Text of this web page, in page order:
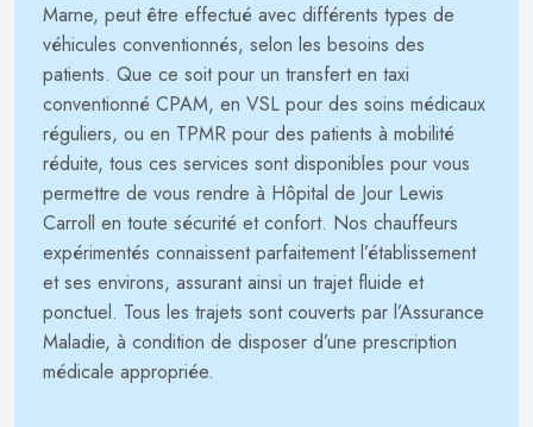
Marne, peut être effectué avec différents types de
véhicules conventionnés, selon les besoins des
patients. Que ce soit pour un transfert en taxi
conventionné CPAM, en VSL pour des soins médicaux
réguliers, ou en TPMR pour des patients à mobilité
réduite, tous ces services sont disponibles pour vous
permettre de vous rendre à Hôpital de Jour Lewis
Carroll en toute sécurité et confort. Nos chauffeurs
expérimentés connaissent parfaitement l’établissement
et ses environs, assurant ainsi un trajet fluide et
ponctuel. Tous les trajets sont couverts par l’Assurance
Maladie, à condition de disposer d’une prescription
médicale appropriée.